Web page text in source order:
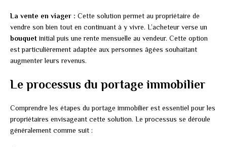
La vente en viager : Cette solution permet au propriétaire de
vendre son bien tout en continuant à y vivre. L’acheteur verse un
bouquet initial puis une rente mensuelle au vendeur. Cette option
est particulièrement adaptée aux personnes âgées souhaitant
augmenter leurs revenus.
Le processus du portage immobilier
Comprendre les étapes du portage immobilier est essentiel pour les
propriétaires envisageant cette solution. Le processus se déroule
généralement comme suit :